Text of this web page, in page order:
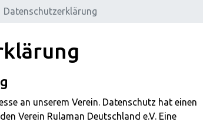
Datenschutzerklärung
an unserem Verein. Datenschutz hat einen
Verein Rulaman Deutschland e.V. Eine